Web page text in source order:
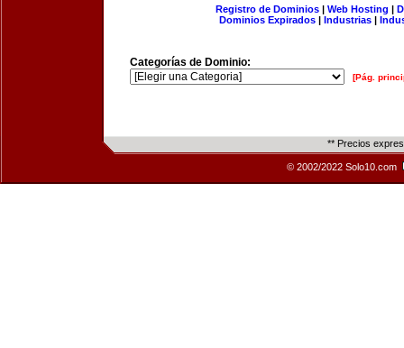
Registro de Dominios| Web Hosting |
Dominios Expirados | Industrias |
Categorías de Dominio:
[Pág.
** Precios
© 2002/2022 Solo10.com